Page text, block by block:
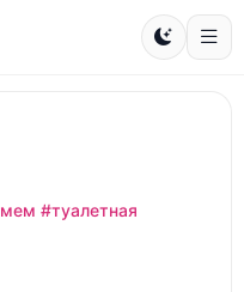
#туалетная